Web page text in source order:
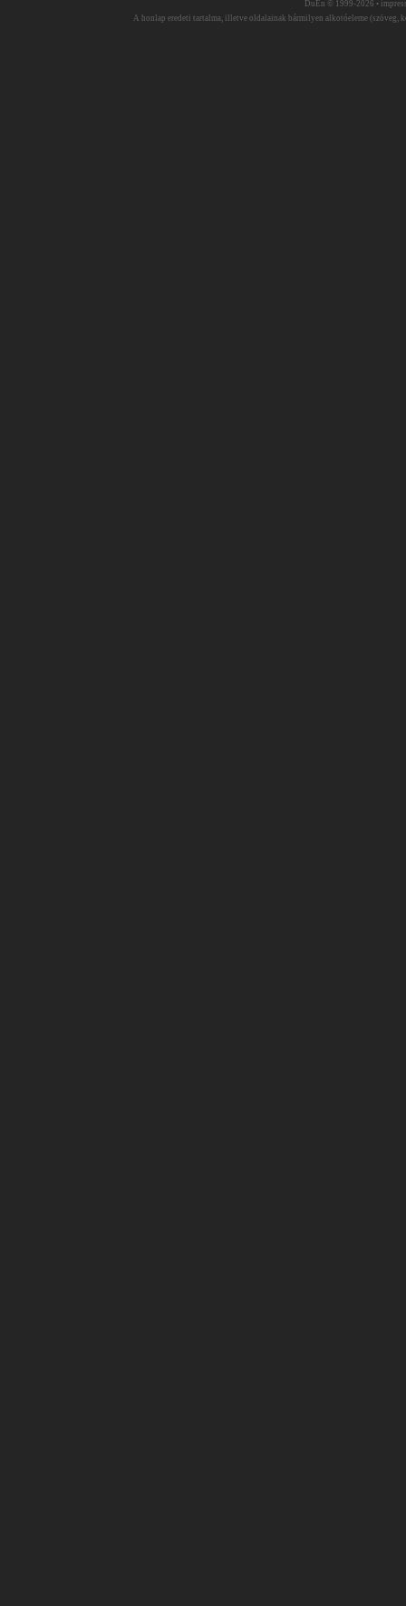
DuEn © 1999-2026 •
A honlap eredeti tartalma, illetve oldalainak bármilyen alkotóeleme (szöveg,